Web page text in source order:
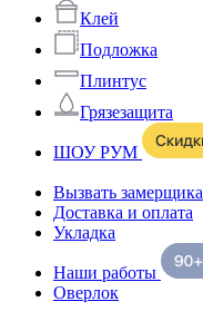
Клей
Подложка
Плинтус
Грязезащита
ШОУ РУМ
Вызвать замерщика
Доставка и оплата
Укладка
Наши работы
Оверлок